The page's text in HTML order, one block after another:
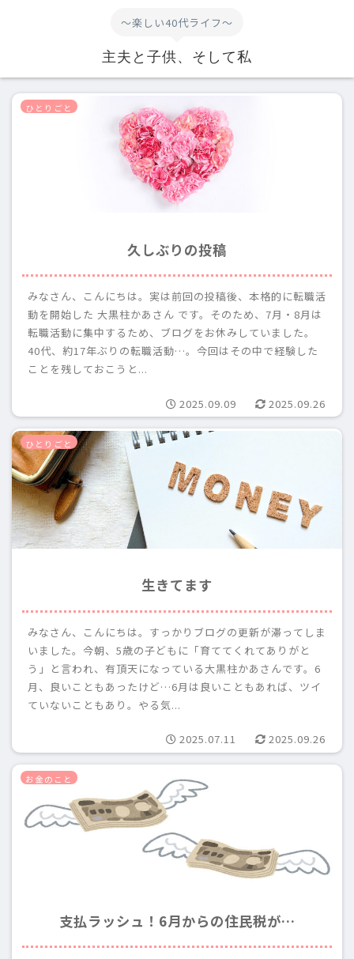
～楽しい40代ライフ～
主夫と子供、そして私
ひとりごと
久しぶりの投稿
みなさん、こんにちは。実は前回の投稿後、本格的に転職活
動を開始した 大黒柱かあさん です。そのため、7月・8月は
転職活動に集中するため、ブログをお休みしていました。
40代、約17年ぶりの転職活動…。今回はその中で経験した
ことを残しておこうと...
2025.09.09 2025.09.26
ひとりごと
生きてます
みなさん、こんにちは。すっかりブログの更新が滞ってしま
いました。今朝、5歳の子どもに「育ててくれてありがと
う」と言われ、有頂天になっている大黒柱かあさんです。6
月、良いこともあったけど…6月は良いこともあれば、ツイ
ていないこともあり。やる気...
2025.07.11 2025.09.26
お金のこと
支払ラッシュ！6月からの住民税が…